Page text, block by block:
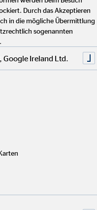
ein starkes Zeichen für
Durch das Akzeptieren
in die mögliche Übermittlung
sogenannten
Google Ireland Ltd.